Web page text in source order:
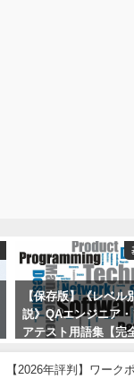
【保存版】《レベル
説》QAエンジニア
アテスト用語集【完
【2026年評判】ワーク